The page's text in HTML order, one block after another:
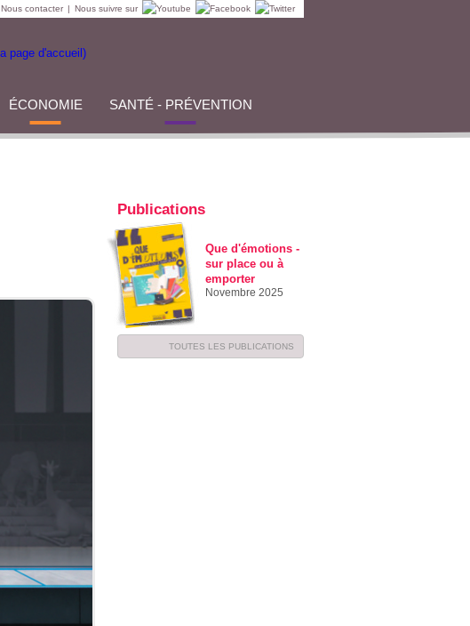
Nous contacter | Nous suivre sur
ÉCONOMIE SANTÉ - PRÉVENTION
Publications
Que d'émotions -
sur place ou à
emporter
Novembre 2025
TOUTES LES PUBLICATIONS